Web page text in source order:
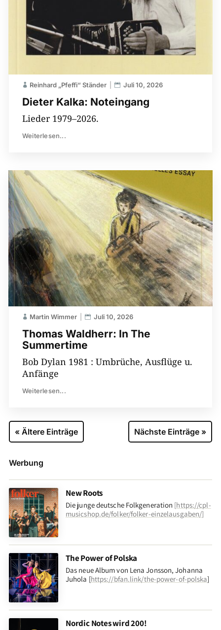
Dieter Kalka: Noteingang
Reinhard „Pfeffi“ Ständer Juli 10, 2026
Lieder 1979–2026.
Weiterlesen...
Thomas Waldherr: In The
Summertime
Martin Wimmer Juli 10, 2026
Bob Dylan 1981 : Umbrüche, Ausflüge u.
Anfänge
Weiterlesen...
« Ältere Einträge Nächste Einträge »
Werbung
New Roots
Die junge deutsche Folkgeneration [https://cpl-
musicshop.de/folker/folker-einzelausgaben/]
The Power of Polska
Das neue Album von Lena Jonsson, Johanna
Juhola [https://bfan.link/the-power-of-polska]
Nordic Notes wird 200!